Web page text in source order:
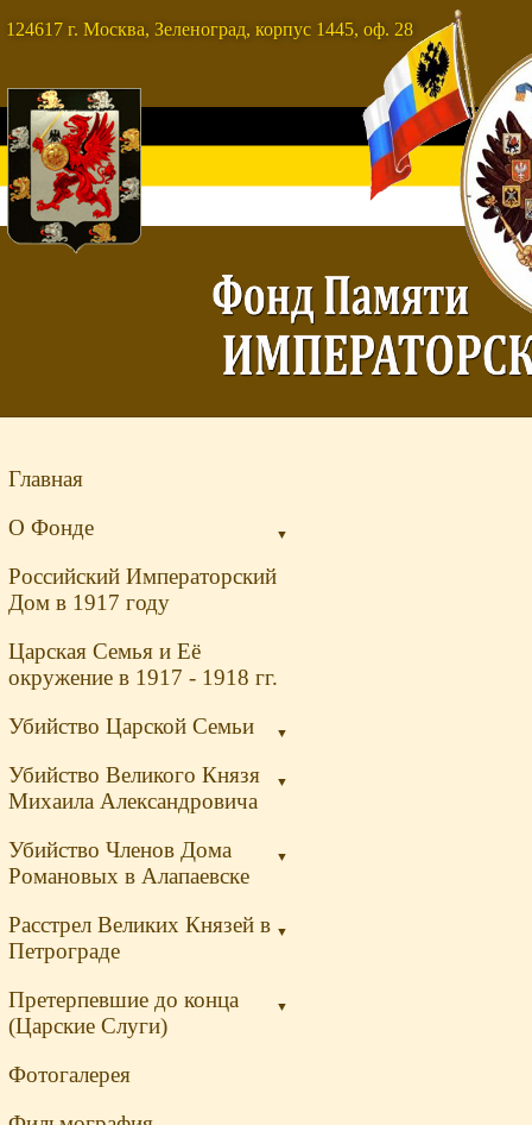
124617 г. Москва, Зеленоград, корпус 1445, оф. 28
Главная
▼
О Фонде
Российский Императорский
Дом в 1917 году
Царская Семья и Её
окружение в 1917 - 1918 гг.
▼
Убийство Царской Семьи
▼
Убийство Великого Князя
Михаила Александровича
▼
Убийство Членов Дома
Романовых в Алапаевске
▼
Расстрел Великих Князей в
Петрограде
▼
Претерпевшие до конца
(Царские Слуги)
Фотогалерея